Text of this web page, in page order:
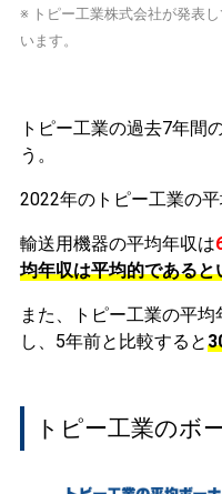
※ トピー工業株式会社が発表
います。
トピー工業の過去7年間
う。
2022年のトピー工業の
輸送用機器の平均年収は
均年収は平均的であると
また、トピー工業の平
し、5年前と比較すると
トピー工業のボ